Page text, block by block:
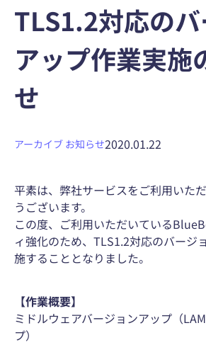
TLS1.2対応の
アップ作業実施
せ
アーカイブ お知らせ2020.01.22
平素は、弊社サービスをご利用いた
うございます。
この度、ご利用いただいている
ィ強化のため、TLS1.2対応のバージ
施することとなりました。
【作業概要】
ミドルウェアバージョンアップ（
プ）